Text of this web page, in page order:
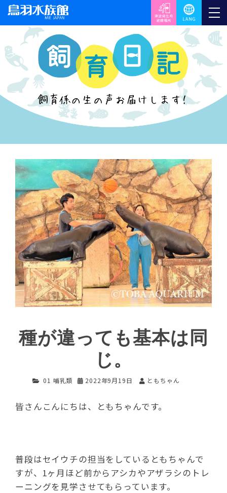
種が違っても基本は同
じ。
01 哺乳類 2022年9月19日 ともちゃん
皆さんこんにちは、ともちゃんです。
普段はセイウチの担当をしているともちゃんで
すが、1ヶ月ほど前からアシカやアザラシのトレ
ーニングを見学させてもらっています。